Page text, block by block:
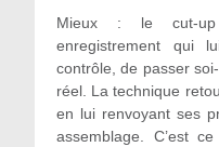
Mieux : le cut-up
enregistrement qui
contrôle, de passer
réel. La technique
en lui renvoyant ses
assemblage. C’est